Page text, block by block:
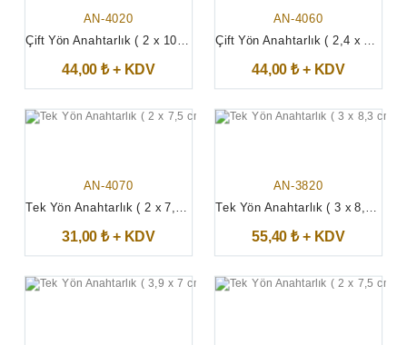
AN-4020
Çift Yön Anahtarlık ( 2 x 10,5 cm )
44,00 ₺ + KDV
AN-4060
Çift Yön Anahtarlık ( 2,4 x 8,7 cm )
44,00 ₺ + KDV
AN-4070
31,00 ₺ + KDV
AN-3820
55,40 ₺ + KDV